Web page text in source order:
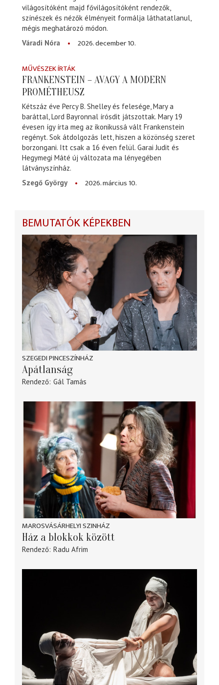
világosítóként majd fővilágosítóként rendezők,
színészek és nézők élményeit formálja láthatatlanul,
mégis meghatározó módon.
Váradi Nóra
2026. december 10.
MŰVÉSZEK ÍRTÁK
FRANKENSTEIN – AVAGY A MODERN
PROMÉTHEUSZ
Kétszáz éve Percy B. Shelley és felesége, Mary a
baráttal, Lord Bayronnal írósdit játszottak. Mary 19
évesen így írta meg az ikonikussá vált Frankenstein
regényt. Sok átdolgozás lett, hiszen a közönség szeret
borzongani. Itt csak a 16 éven felül. Garai Judit és
Hegymegi Máté új változata ma lényegében
látványszínház.
Szegő György
2026. március 10.
BEMUTATÓK KÉPEKBEN
SZEGEDI PINCESZÍNHÁZ
Apátlanság
Rendező Gál Tamás
MAROSVÁSÁRHELYI SZINHÁZ
Ház a blokkok között
Rendező Radu Afrim